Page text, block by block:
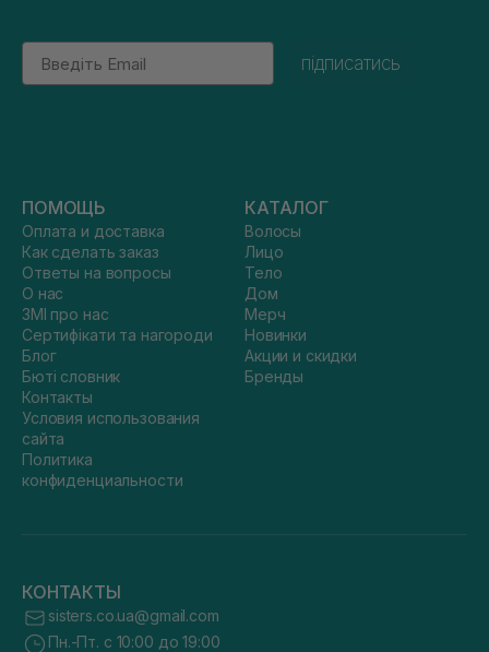
Email
підписатись
ПОМОЩЬ
Оплата и доставка
Как сделать заказ
Ответы на вопросы
О нас
ЗМІ про нас
Сертифікати та нагороди
Блог
Бюті словник
Контакты
Условия использования
сайта
Политика
конфиденциальности
КАТАЛОГ
Волосы
Лицо
Тело
Дом
Мерч
Новинки
Акции и скидки
Бренды
КОНТАКТЫ
sisters.co.ua@gmail.com
Пн.-Пт. с 10:00 до 19:00